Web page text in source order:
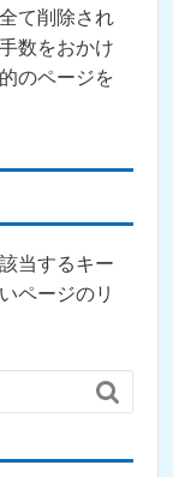
て削除され
数をおかけ
のページを
当するキー
ページのリ
